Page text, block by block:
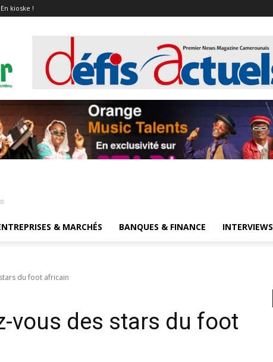
En kioske !
& MARCHÉS BANQUES & FINANCE INTERVIEWS
du foot africain
vous des stars du foot